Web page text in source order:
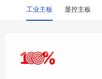
工业主板 显控主板